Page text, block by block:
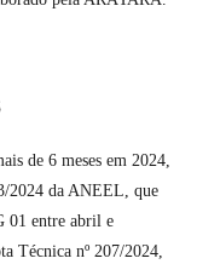
de 6 meses em 2024,
2024 da ANEEL, que
01 entre abril e
Técnica nº 207/2024,